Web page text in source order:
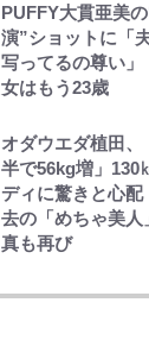
PUFFY大貫亜美
演”ショットに「
写ってるの尊い
女はもう23歳
オダウエダ植田、
半で56kg増」130
ディに驚きと心
去の「めちゃ美人
真も再び
ん｣中田英寿やト